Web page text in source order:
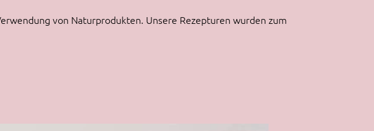
von Naturprodukten. Unsere Rezepturen wurden zum